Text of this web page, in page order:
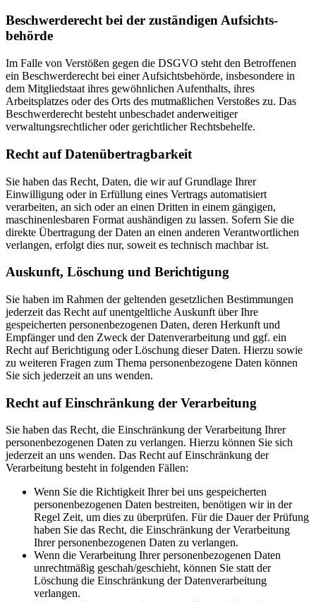
Beschwerde­recht bei der zuständigen Aufsichts­
behörde
Im Falle von Verstößen gegen die DSGVO steht den Betroffenen
ein Beschwerderecht bei einer Aufsichtsbehörde, insbesondere in
dem Mitgliedstaat ihres gewöhnlichen Aufenthalts, ihres
Arbeitsplatzes oder des Orts des mutmaßlichen Verstoßes zu. Das
Beschwerderecht besteht unbeschadet anderweitiger
verwaltungsrechtlicher oder gerichtlicher Rechtsbehelfe.
Recht auf Daten­übertrag­barkeit
Sie haben das Recht, Daten, die wir auf Grundlage Ihrer
Einwilligung oder in Erfüllung eines Vertrags automatisiert
verarbeiten, an sich oder an einen Dritten in einem gängigen,
maschinenlesbaren Format aushändigen zu lassen. Sofern Sie die
direkte Übertragung der Daten an einen anderen Verantwortlichen
verlangen, erfolgt dies nur, soweit es technisch machbar ist.
Auskunft, Löschung und Berichtigung
Sie haben im Rahmen der geltenden gesetzlichen Bestimmungen
jederzeit das Recht auf unentgeltliche Auskunft über Ihre
gespeicherten personenbezogenen Daten, deren Herkunft und
Empfänger und den Zweck der Datenverarbeitung und ggf. ein
Recht auf Berichtigung oder Löschung dieser Daten. Hierzu sowie
zu weiteren Fragen zum Thema personenbezogene Daten können
Sie sich jederzeit an uns wenden.
Recht auf Einschränkung der Verarbeitung
Sie haben das Recht, die Einschränkung der Verarbeitung Ihrer
personenbezogenen Daten zu verlangen. Hierzu können Sie sich
jederzeit an uns wenden. Das Recht auf Einschränkung der
Verarbeitung besteht in folgenden Fällen:
Wenn Sie die Richtigkeit Ihrer bei uns gespeicherten
personenbezogenen Daten bestreiten, benötigen wir in der
Regel Zeit, um dies zu überprüfen. Für die Dauer der Prüfung
haben Sie das Recht, die Einschränkung der Verarbeitung
Ihrer personenbezogenen Daten zu verlangen.
Wenn die Verarbeitung Ihrer personenbezogenen Daten
unrechtmäßig geschah/geschieht, können Sie statt der
Löschung die Einschränkung der Datenverarbeitung
verlangen.